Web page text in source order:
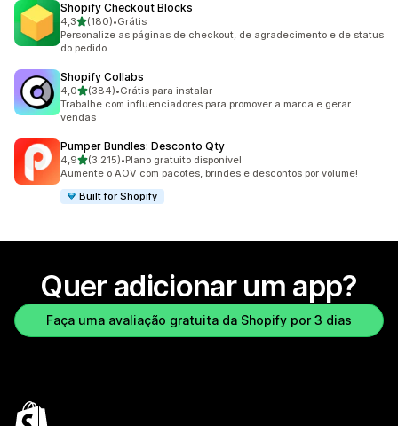
Shopify Checkout Blocks
4,3de 5 estrelas
(180)
180 avaliações ao todo
•Grátis
Personalize as páginas de checkout, de agradecimento e de status
do pedido
Shopify Collabs
4,0de 5 estrelas
(384)
384 avaliações ao todo
•Grátis para instalar
Trabalhe com influenciadores para promover a marca e gerar
vendas
Pumper Bundles: Desconto Qty
4,9de 5 estrelas
(3.215)
3215 avaliações ao todo
•Plano gratuito disponível
Aumente o AOV com pacotes, brindes e descontos por volume!
Built for Shopify
Quer adicionar um app?
Faça uma avaliação gratuita da Shopify por 3 dias